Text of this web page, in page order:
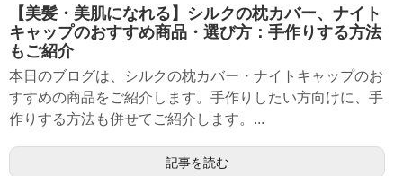
【美髪・美肌になれる】シルクの枕カバー、ナイト
キャップのおすすめ商品・選び方：手作りする方法
もご紹介
本日のブログは、シルクの枕カバー・ナイトキャップのお
すすめの商品をご紹介します。手作りしたい方向けに、手
作りする方法も併せてご紹介します。...
記事を読む